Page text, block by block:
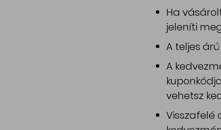
Ha
jeleníti
A teljes
A
vehetsz
Visszafelé